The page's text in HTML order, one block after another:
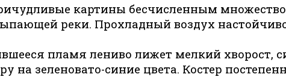
картины бесчисленным
реки. Прохладный воздух
пламя лениво лижет мелкий хворост,
зеленовато-синие цвета. Костер